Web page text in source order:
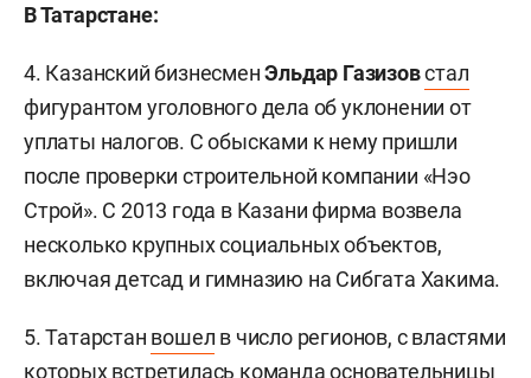
В Татарстане:
4. Казанский бизнесменЭльдар Газизовстал
фигурантом уголовного дела об уклонении от
уплаты налогов. С обысками к нему пришли
после проверки строительной компании «Нэо
Строй». С 2013 года в Казани фирма возвела
несколько крупных социальных объектов,
включая детсад и гимназию на Сибгата Хакима.
5. Татарстан вошел в число регионов, с властями
которых встретилась команда основательницы